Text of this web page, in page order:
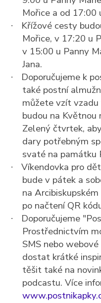
Mořice a od 17:00
·
Křížové cesty
Mořice, v 17:20 u
v 15:00 u Panny
Jana.
·
Doporučujeme k
také postní
můžete vzít
budou na Květnou
Zelený čtvrtek,
dary potřebným
svaté na památku
·
Víkendovka pro
bude v pátek a
na
po načtení QR
·
Doporučujeme
Prostřednictvím
SMS nebo
dostat krátké
těšit také na
podcastu. Více